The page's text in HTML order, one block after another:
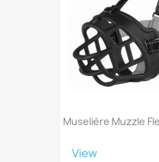
Muselière Muzzle
View